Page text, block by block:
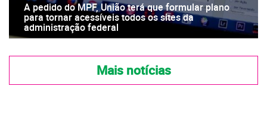
A pedido do MPF, União terá que formular plano
para tornar acessíveis todos os sites da
administração federal
Mais notícias